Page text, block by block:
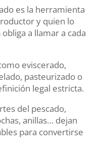
es la herramienta
y quien lo
a llamar a cada
eviscerado,
pasteurizado o
legal estricta.
del pescado,
anillas… dejan
para convertirse